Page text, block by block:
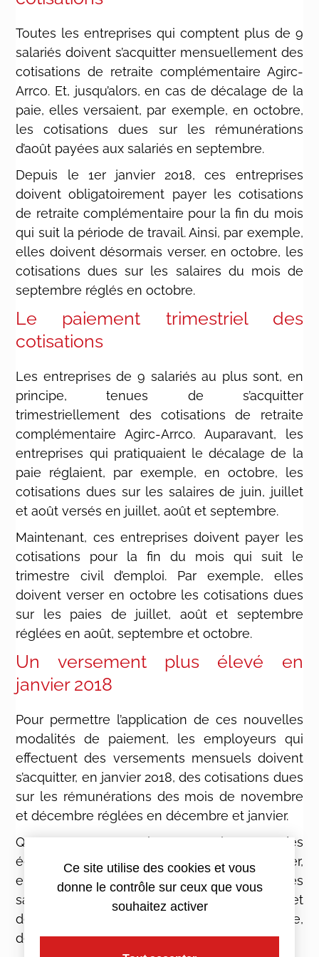
Toutes les entreprises qui comptent plus de 9
salariés doivent s’acquitter mensuellement des
cotisations de retraite complémentaire Agirc-
Arrco. Et, jusqu’alors, en cas de décalage de la
paie, elles versaient, par exemple, en octobre,
les cotisations dues sur les rémunérations
d’août payées aux salariés en septembre.
Depuis le 1er janvier 2018, ces entreprises
doivent obligatoirement payer les cotisations
de retraite complémentaire pour la fin du mois
qui suit la période de travail. Ainsi, par exemple,
elles doivent désormais verser, en octobre, les
cotisations dues sur les salaires du mois de
septembre réglés en octobre.
Le paiement trimestriel des
cotisations
Les entreprises de 9 salariés au plus sont, en
principe, tenues de s’acquitter
trimestriellement des cotisations de retraite
complémentaire Agirc-Arrco. Auparavant, les
entreprises qui pratiquaient le décalage de la
paie réglaient, par exemple, en octobre, les
cotisations dues sur les salaires de juin, juillet
et août versés en juillet, août et septembre.
Maintenant, ces entreprises doivent payer les
cotisations pour la fin du mois qui suit le
trimestre civil d’emploi. Par exemple, elles
doivent verser en octobre les cotisations dues
sur les paies de juillet, août et septembre
réglées en août, septembre et octobre.
Un versement plus élevé en
janvier 2018
Pour permettre l’application de ces nouvelles
modalités de paiement, les employeurs qui
effectuent des versements mensuels doivent
s’acquitter, en janvier 2018, des cotisations dues
sur les rémunérations des mois de novembre
et décembre réglées en décembre et janvier.
Quant aux entreprises soumises à des
échéances trimestrielles, elles doivent payer,
en janvier 2018, les cotisations dues sur les
salaires de septembre, octobre, novembre et
décembre versés en octobre, novembre,
décembre et janvier.
Ce site utilise des cookies et vous
donne le contrôle sur ceux que vous
souhaitez activer